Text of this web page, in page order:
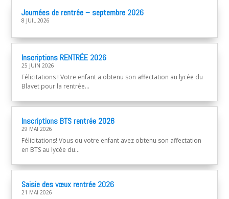
Journées de rentrée – septembre 2026
8 JUIL 2026
Inscriptions RENTRÉE 2026
25 JUIN 2026
Félicitations ! Votre enfant a obtenu son affectation au lycée du
Blavet pour la rentrée...
Inscriptions BTS rentrée 2026
29 MAI 2026
Félicitations! Vous ou votre enfant avez obtenu son affectation
en BTS au lycée du...
Saisie des vœux rentrée 2026
21 MAI 2026